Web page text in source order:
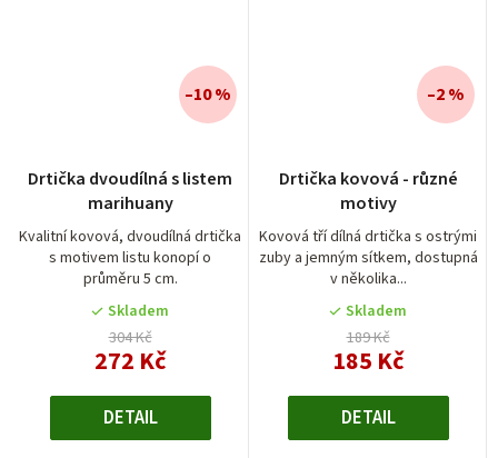
Drtička dvoudílná s listem
marihuany
Kvalitní kovová, dvoudílná drtička
s motivem listu konopí o
průměru 5 cm.
hodnocení
produktu
je
5,0
z
5
hvězdiček.
Skladem
304 Kč
272 Kč
–10 %
DETAIL
Drtička kovová - různé
motivy
Kovová tří dílná drtička s ostrými
zuby a jemným sítkem, dostupná
v několika...
Skladem
189 Kč
185 Kč
–2 %
DETAIL